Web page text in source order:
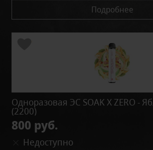
Подробнее
Одноразовая ЭС SOAK X ZERO -
(2200)
800 руб.
Недоступно